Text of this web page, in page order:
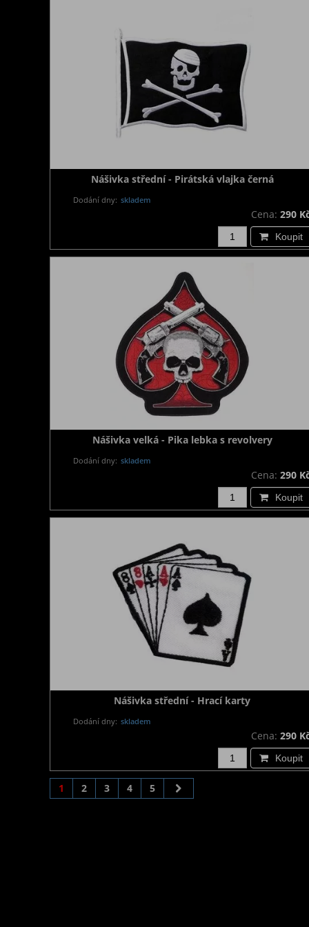
Nášivka střední - Pirátská vlajka černá
Dodání dny: skladem
Cena: 290
Koupit
Nášivka velká - Pika lebka s revolvery
Dodání dny: skladem
Cena: 290
Koupit
Nášivka střední - Hrací karty
Dodání dny: skladem
Cena: 290
Koupit
1 2 3 4 5